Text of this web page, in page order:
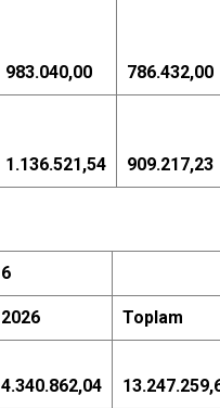
983.040,00 786.432,00
1.136.521,54 909.217,23
6
2026 Toplam
4.340.862,04